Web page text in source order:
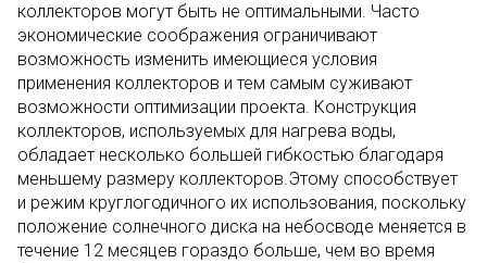
коллекторов могут быть не оптимальными. Часто
экономические соображения ограничивают
возможность изменить имеющиеся условия
применения коллекторов и тем самым суживают
возможности оптимизации проекта. Конструкция
коллекторов, используемых для нагрева воды,
обладает несколько большей гибкостью благодаря
меньшему размеру коллекторов.Этому способствует
и режим круглогодичного их использования, поскольку
положение солнечного диска на небосводе меняется в
течение 12 месяцев гораздо больше, чем во время